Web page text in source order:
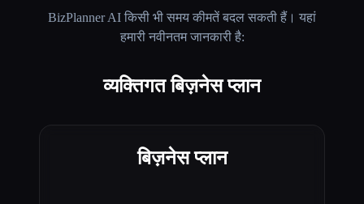
BizPlanner AI किसी भी समय कीमतें बदल सकती हैं। यहां
हमारी नवीनतम जानकारी है:
व्यक्तिगत बिज़नेस प्लान
बिज़नेस प्लान